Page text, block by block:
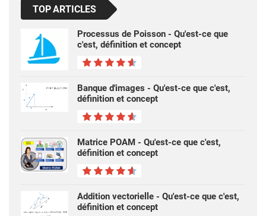
TOP ARTICLES
Processus de Poisson - Qu'est-ce que
c'est, définition et concept
Banque d'images - Qu'est-ce que c'est,
définition et concept
Matrice POAM - Qu'est-ce que c'est,
définition et concept
Addition vectorielle - Qu'est-ce que c'est,
définition et concept